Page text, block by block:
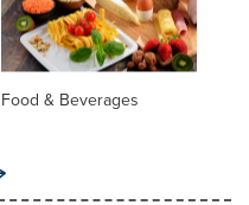
Food & Beverages